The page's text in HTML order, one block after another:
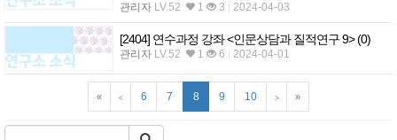
관리자 LV.52 1 3 2024-04-03
[2404] 연수과정 강좌 <인문상담과 질적연구 9>(0)
관리자 LV.52 1 6 2024-04-01
« < 6 7 8 9 10 > »